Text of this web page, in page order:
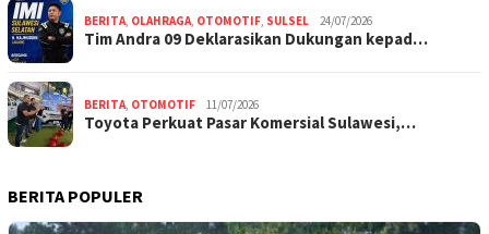
BERITA, OLAHRAGA, OTOMOTIF, SULSEL 24/07/2026
Tim Andra 09 Deklarasikan Dukungan kepad…
BERITA, OTOMOTIF 11/07/2026
Toyota Perkuat Pasar Komersial Sulawesi,…
BERITA POPULER